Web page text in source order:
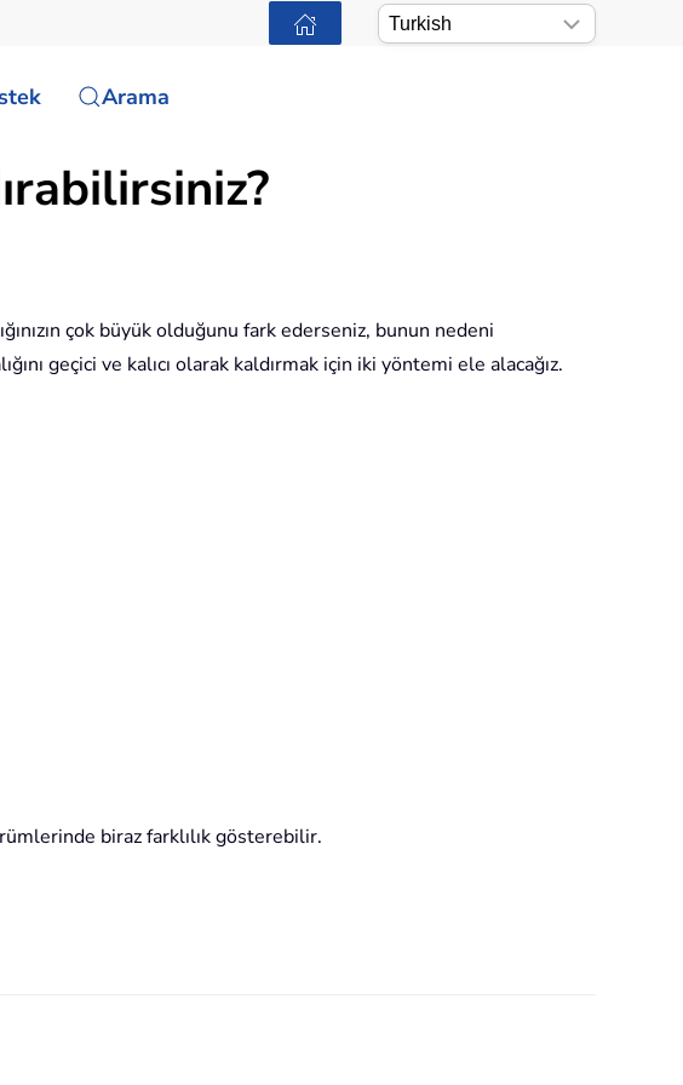
Arama
çok büyük olduğunu fark ederseniz, bunun nedeni
geçici ve kalıcı olarak kaldırmak için iki yöntemi ele alacağız.
biraz farklılık gösterebilir.